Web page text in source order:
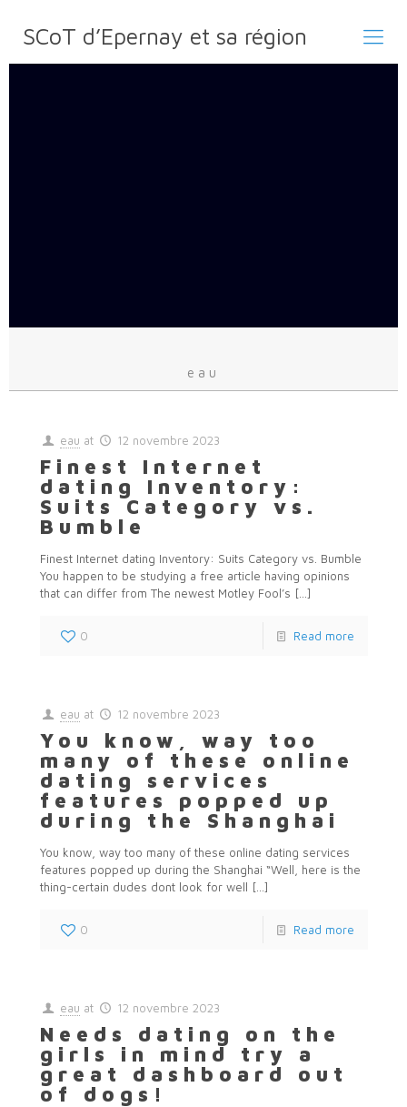
SCoT d’Epernay et sa région
eau
eau at 12 novembre 2023
Finest Internet
dating Inventory:
Suits Category vs.
Bumble
Finest Internet dating Inventory: Suits Category vs. Bumble
You happen to be studying a free article having opinions
that can differ from The newest Motley Fool’s […]
0 Read more
eau at 12 novembre 2023
You know, way too
many of these online
dating services
features popped up
during the Shanghai
You know, way too many of these online dating services
features popped up during the Shanghai “Well, here is the
thing-certain dudes dont look for well […]
0 Read more
eau at 12 novembre 2023
Needs dating on the
girls in mind try a
great dashboard out
of dogs!